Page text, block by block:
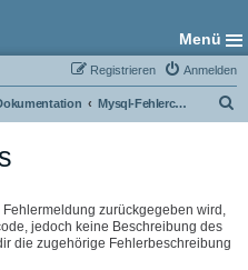
Menü
Anmelden
Registrieren
Mysql-Fehlercodes
zurückgegeben wird,
jedoch keine Beschreibung des
die zugehörige Fehlerbeschreibung